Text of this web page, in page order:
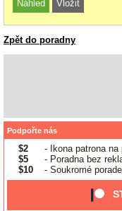
Zpět do poradny
Podpořte nás
$2
- Ikona patrona na
$5
- Poradna bez
$10
- Soukromé